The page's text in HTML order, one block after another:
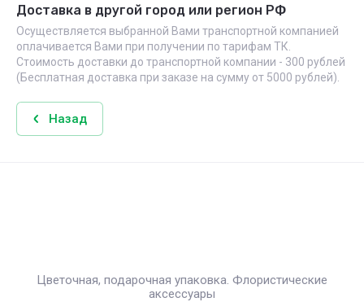
Доставка в другой город или регион РФ
Осуществляется выбранной Вами транспортной компанией
оплачивается Вами при получении по тарифам ТК.
Стоимость доставки до транспортной компании - 300 рублей
(Бесплатная доставка при заказе на сумму от 5000 рублей).
Назад
Цветочная, подарочная упаковка. Флористические
аксессуары